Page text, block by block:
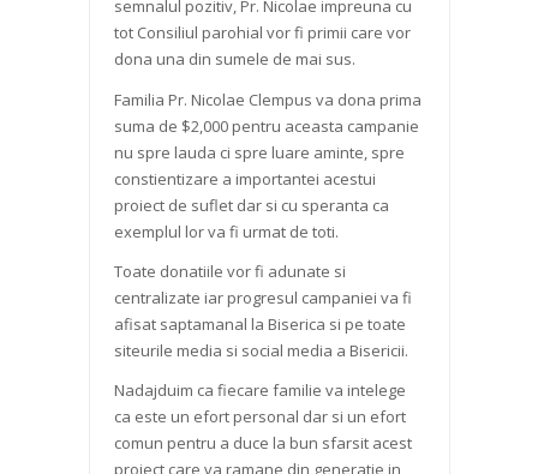
semnalul pozitiv, Pr. Nicolae impreuna cu
tot Consiliul parohial vor fi primii care vor
dona una din sumele de mai sus.
Familia Pr. Nicolae Clempus va dona prima
suma de $2,000 pentru aceasta campanie
nu spre lauda ci spre luare aminte, spre
constientizare a importantei acestui
proiect de suflet dar si cu speranta ca
exemplul lor va fi urmat de toti.
Toate donatiile vor fi adunate si
centralizate iar progresul campaniei va fi
afisat saptamanal la Biserica si pe toate
siteurile media si social media a Bisericii.
Nadajduim ca fiecare familie va intelege
ca este un efort personal dar si un efort
comun pentru a duce la bun sfarsit acest
proiect care va ramane din generatie in